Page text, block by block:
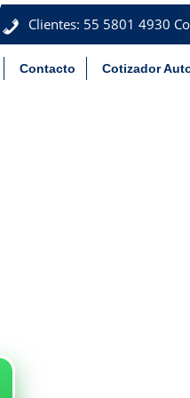
Clientes: 55 5801 4930
Contacto Cotizador